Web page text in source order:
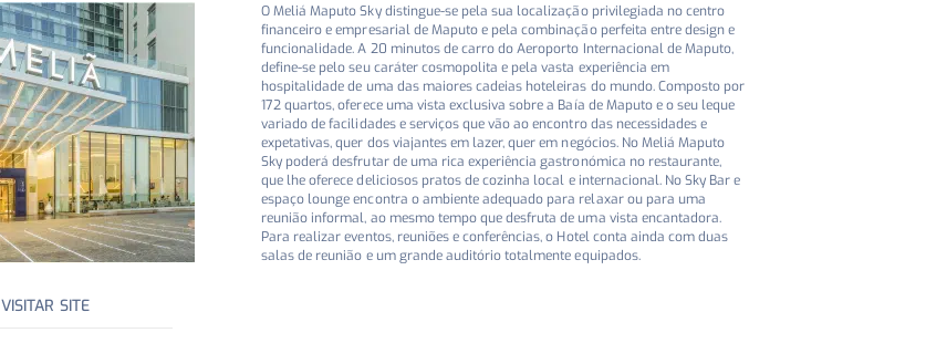
VISITAR SITE
O Meliá Maputo Sky distingue-se pela sua localização privilegiada no centro
financeiro e empresarial de Maputo e pela combinação perfeita entre design e
funcionalidade. A 20 minutos de carro do Aeroporto Internacional de Maputo,
define-se pelo seu caráter cosmopolita e pela vasta experiência em
hospitalidade de uma das maiores cadeias hoteleiras do mundo. Composto por
172 quartos, oferece uma vista exclusiva sobre a Baía de Maputo e o seu leque
variado de facilidades e serviços que vão ao encontro das necessidades e
expetativas, quer dos viajantes em lazer, quer em negócios. No Meliá Maputo
Sky poderá desfrutar de uma rica experiência gastronómica no restaurante,
que lhe oferece deliciosos pratos de cozinha local e internacional. No Sky Bar e
espaço lounge encontra o ambiente adequado para relaxar ou para uma
reunião informal, ao mesmo tempo que desfruta de uma vista encantadora.
Para realizar eventos, reuniões e conferências, o Hotel conta ainda com duas
salas de reunião e um grande auditório totalmente equipados.